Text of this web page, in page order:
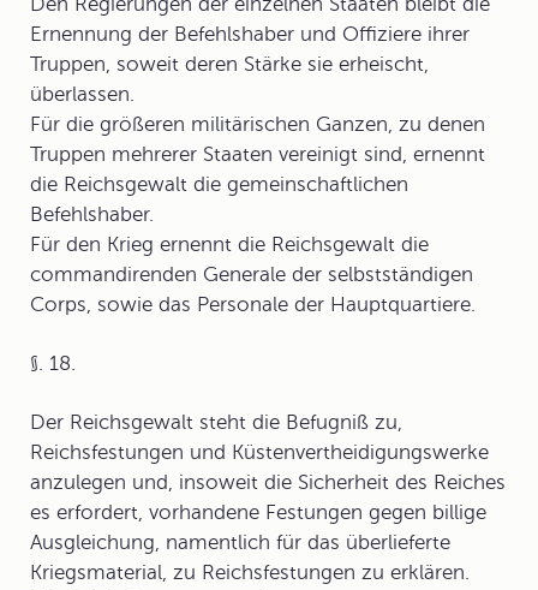
Ernennung der Befehlshaber und Offiziere ihrer
Truppen, soweit deren Stärke sie erheischt,
überlassen.
Für die größeren militärischen Ganzen, zu denen
Truppen mehrerer Staaten vereinigt sind, ernennt
die Reichsgewalt die gemeinschaftlichen
Befehlshaber.
Für den Krieg ernennt die Reichsgewalt die
commandirenden Generale der selbstständigen
Corps, sowie das Personale der Hauptquartiere.
§. 18.
Der Reichsgewalt steht die Befugniß zu,
Reichsfestungen und Küstenvertheidigungswerke
anzulegen und, insoweit die Sicherheit des Reiches
es erfordert, vorhandene Festungen gegen billige
Ausgleichung, namentlich für das überlieferte
Kriegsmaterial, zu Reichsfestungen zu erklären.